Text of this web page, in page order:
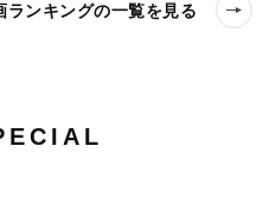
ランキングの一覧を見る